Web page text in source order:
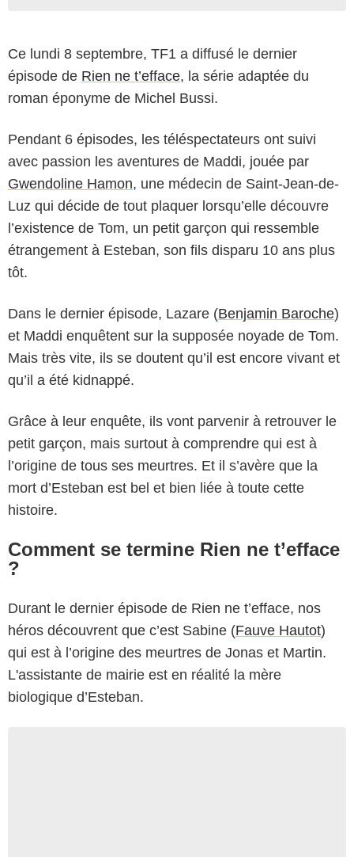
Ce lundi 8 septembre, TF1 a diffusé le dernier
épisode de Rien ne t’efface, la série adaptée du
roman éponyme de Michel Bussi.
Pendant 6 épisodes, les téléspectateurs ont suivi
avec passion les aventures de Maddi, jouée par
Gwendoline Hamon, une médecin de Saint-Jean-de-
Luz qui décide de tout plaquer lorsqu’elle découvre
l’existence de Tom, un petit garçon qui ressemble
étrangement à Esteban, son fils disparu 10 ans plus
tôt.
Dans le dernier épisode, Lazare (Benjamin Baroche)
et Maddi enquêtent sur la supposée noyade de Tom.
Mais très vite, ils se doutent qu’il est encore vivant et
qu’il a été kidnappé.
Grâce à leur enquête, ils vont parvenir à retrouver le
petit garçon, mais surtout à comprendre qui est à
l’origine de tous ses meurtres. Et il s’avère que la
mort d’Esteban est bel et bien liée à toute cette
histoire.
Comment se termine Rien ne t’efface
?
Durant le dernier épisode de Rien ne t’efface, nos
héros découvrent que c’est Sabine (Fauve Hautot)
qui est à l’origine des meurtres de Jonas et Martin.
L'assistante de mairie est en réalité la mère
biologique d’Esteban.